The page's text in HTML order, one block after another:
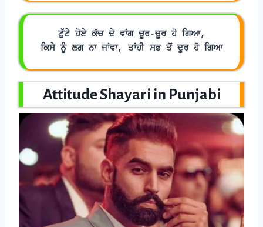
ਟੁੱਟੇ ਹੋਏ ਕੱਚ ਦੇ ਵਾਂਗ ਚੂਰ-ਚੂਰ ਹੋ ਗਿਆ,
ਕਿਸੇ ਨੂੰ ਲਗ ਨਾ ਜਾਂਵਾ, ਤਾਂਹੀ ਸਭ ਤੋਂ ਦੂਰ ਹੋ ਗਿਆ
Attitude Shayari in Punjabi